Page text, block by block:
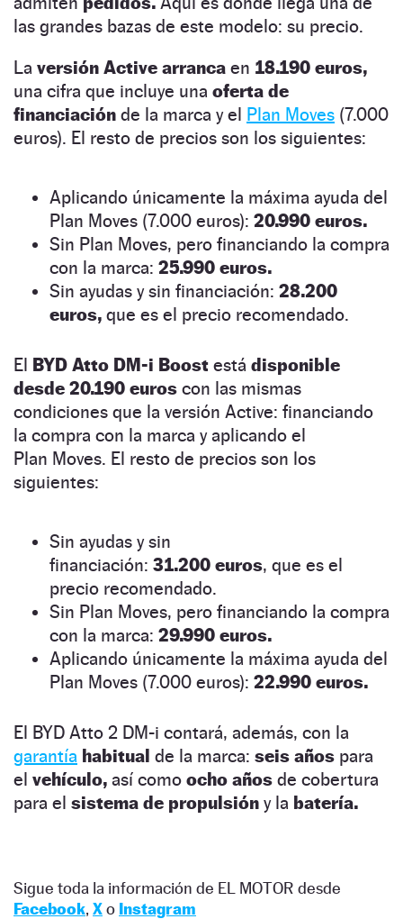
las grandes bazas de este modelo: su precio.
La versión Active arranca en 18.190 euros,
una cifra que incluye una oferta de
financiación de la marca y el Plan Moves (7.000
euros). El resto de precios son los siguientes:
Aplicando únicamente la máxima ayuda del
Plan Moves (7.000 euros): 20.990 euros.
Sin Plan Moves, pero financiando la compra
con la marca: 25.990 euros.
Sin ayudas y sin financiación: 28.200
euros, que es el precio recomendado.
El BYD Atto DM-i Boost está disponible
desde 20.190 euros con las mismas
condiciones que la versión Active: financiando
la compra con la marca y aplicando el
Plan Moves. El resto de precios son los
siguientes:
Sin ayudas y sin
financiación: 31.200 euros, que es el
precio recomendado.
Sin Plan Moves, pero financiando la compra
con la marca: 29.990 euros.
Aplicando únicamente la máxima ayuda del
Plan Moves (7.000 euros): 22.990 euros.
El BYD Atto 2 DM-i contará, además, con la
garantía habitual de la marca: seis años para
el vehículo, así como ocho años de cobertura
para el sistema de propulsión y la batería.
Sigue toda la información de EL MOTOR desde
Facebook, Xo Instagram